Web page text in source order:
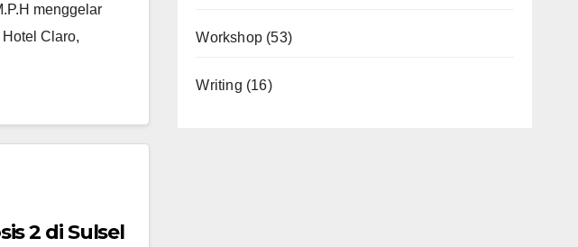
menggelar
Claro,
2 di Sulsel
Workshop(53)
Writing (16)